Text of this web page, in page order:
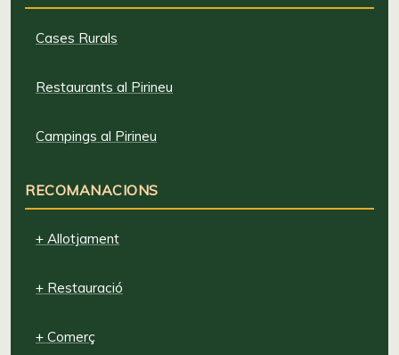
Cases Rurals
Restaurants al Pirineu
Campings al Pirineu
RECOMANACIONS
+ Allotjament
+ Restauració
+ Comerç